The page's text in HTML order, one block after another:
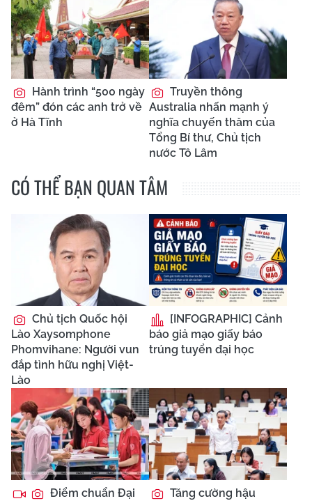
Hành trình “500 ngày
đêm” đón các anh trở về
ở Hà Tĩnh
Truyền thông
Australia nhấn mạnh ý
nghĩa chuyến thăm của
Tổng Bí thư, Chủ tịch
nước Tô Lâm
CÓ THỂ BẠN QUAN TÂM
Chủ tịch Quốc hội
Lào Xaysomphone
Phomvihane: Người vun
đắp tình hữu nghị Việt-
Lào
[INFOGRAPHIC] Cảnh
báo giả mạo giấy báo
trúng tuyển đại học
Điểm chuẩn Đại
Tăng cường hậu